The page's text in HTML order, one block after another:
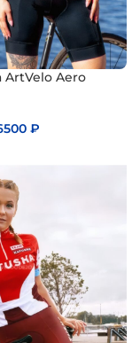
ArtVelo Aero
₽